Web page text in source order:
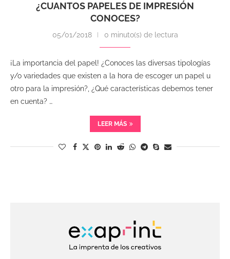
¿CUANTOS PAPELES DE IMPRESIÓN
CONOCES?
05/01/2018 0 minuto(s) de lectura
¡La importancia del papel! ¿Conoces las diversas tipologías
y/o variedades que existen a la hora de escoger un papel u
otro para la impresión?, ¿Qué características debemos tener
en cuenta? …
LEER MÁS